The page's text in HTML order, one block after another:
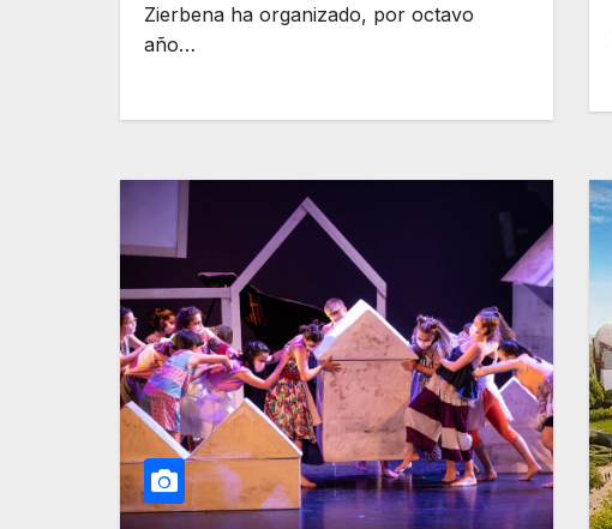
Zierbena ha organizado, por octavo
año…